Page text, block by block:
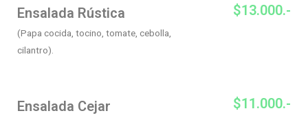
Ensalada Rústica
(Papa cocida, tocino, tomate, cebolla,
cilantro).
$13.000.-
Ensalada Cejar $11.000.-